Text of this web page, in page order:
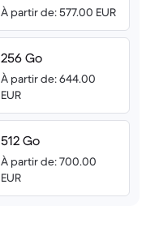
À partir de: 577.00 EUR
256 Go
À partir de: 644.00
EUR
512 Go
À partir de: 700.00
EUR